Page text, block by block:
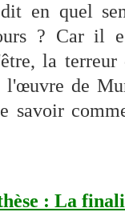
en quel
? Car il
la terreur
l'œuvre de
savoir
: La